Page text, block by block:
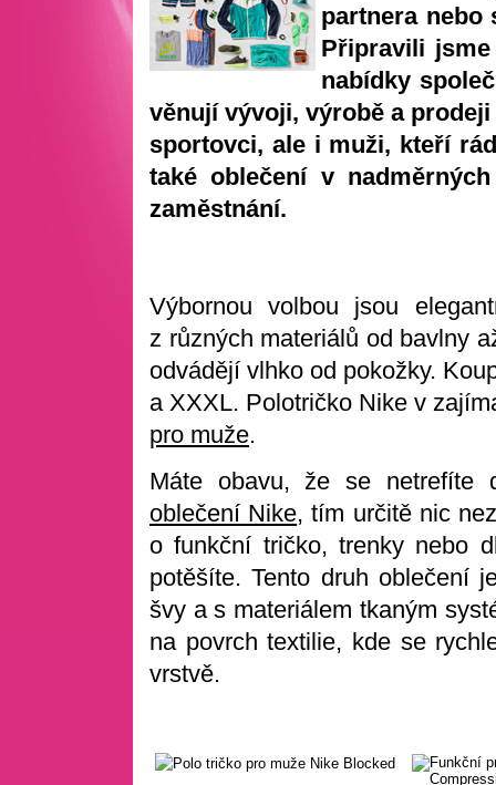
partnera nebo
Připravili
nabídky
věnují vývoji, výrobě a
sportovci, ale i muži, kteří
také oblečení v
zaměstnání.
Výbornou volbou jsou
z různých materiálů od bavlny
odvádějí vlhko od pokožky.
a XXXL. Polotričko Nike v
pro muže.
Máte obavu, že se netrefíte
oblečení Nike, tím určitě nic
o funkční tričko, trenky nebo
potěšíte. Tento druh oblečení
švy a s materiálem tkaným
na povrch textilie, kde se
vrstvě.